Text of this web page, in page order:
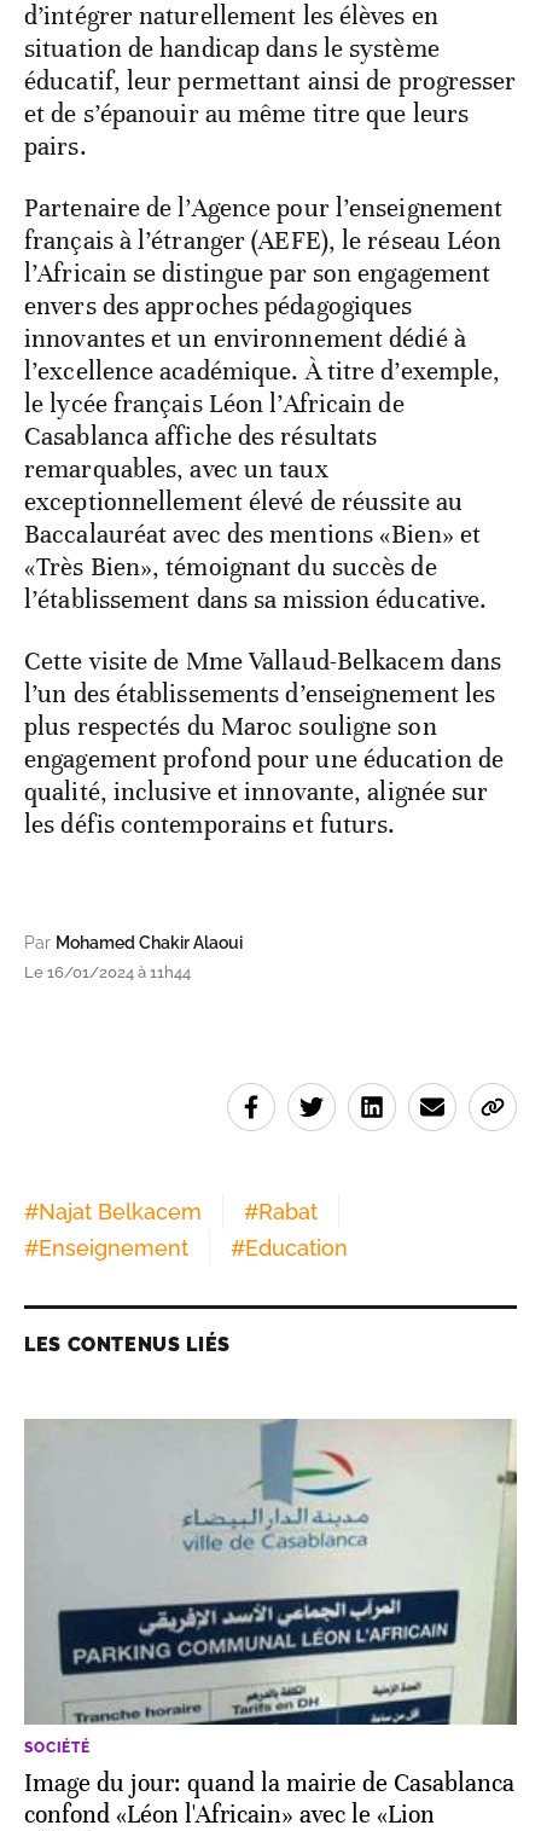
d’intégrer naturellement les élèves en
situation de handicap dans le système
éducatif, leur permettant ainsi de progresser
et de s’épanouir au même titre que leurs
pairs.
Partenaire de l’Agence pour l’enseignement
français à l’étranger (AEFE), le réseau Léon
l’Africain se distingue par son engagement
envers des approches pédagogiques
innovantes et un environnement dédié à
l’excellence académique. À titre d’exemple,
le lycée français Léon l’Africain de
Casablanca affiche des résultats
remarquables, avec un taux
exceptionnellement élevé de réussite au
Baccalauréat avec des mentions «Bien» et
«Très Bien», témoignant du succès de
l’établissement dans sa mission éducative.
Cette visite de Mme Vallaud-Belkacem dans
l’un des établissements d’enseignement les
plus respectés du Maroc souligne son
engagement profond pour une éducation de
qualité, inclusive et innovante, alignée sur
les défis contemporains et futurs.
Par Mohamed Chakir Alaoui
Le 16/01/2024 à 11h44
#Najat Belkacem #Rabat
#Enseignement #Education
LES CONTENUS LIÉS
SOCIÉTÉ
Image du jour: quand la mairie de Casablanca
confond «Léon l'Africain» avec le «Lion